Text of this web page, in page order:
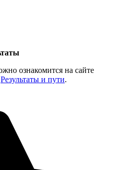
ознакомится на сайте
Результаты и пути.